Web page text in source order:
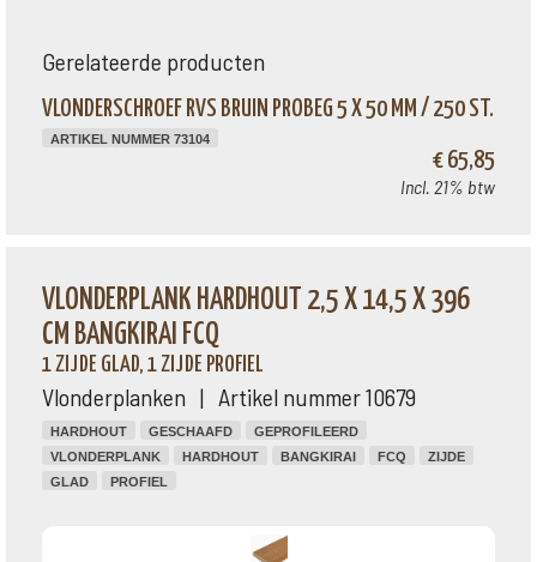
Gerelateerde producten
VLONDERSCHROEF RVS BRUIN PROBEG 5 X 50 MM / 250 ST.
ARTIKEL NUMMER 73104
€ 65,85
Incl. 21% btw
VLONDERPLANK HARDHOUT 2,5 X 14,5 X 396
CM BANGKIRAI FCQ
1 ZIJDE GLAD, 1 ZIJDE PROFIEL
Vlonderplanken | Artikel nummer 10679
HARDHOUT GESCHAAFD
GEPROFILEERD
VLONDERPLANK
HARDHOUT BANGKIRAI FCQ
ZIJDE
GLAD
PROFIEL